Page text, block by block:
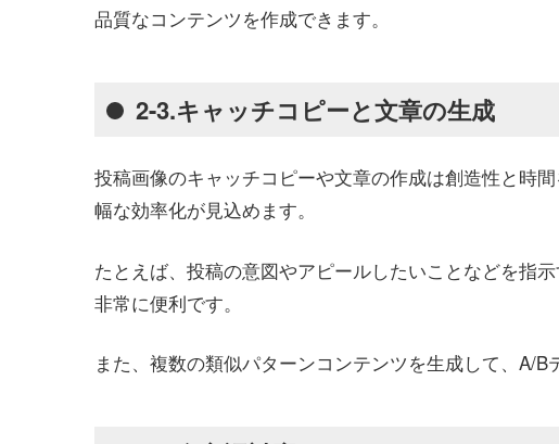
品質なコンテンツを作成できます。
2-3.キャッチコピーと文章の生成
投稿画像のキャッチコピーや文章の作成は創造性と時
幅な効率化が見込めます。
たとえば、投稿の意図やアピールしたいことなどを指
非常に便利です。
また、複数の類似パターンコンテンツを生成して、A/B